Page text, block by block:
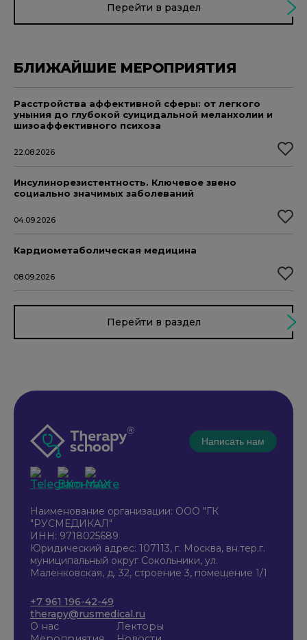
Перейти в раздел
БЛИЖАЙШИЕ МЕРОПРИЯТИЯ
Расстройства аффективной сферы: от легкого
уныния до глубокой суицидальной меланхолии и
шизоаффективного психоза
22.08.2026
Инсулинорезистентность. Ключевое звено
социально значимых заболеваний
04.09.2026
Кардиометаболическая медицина
08.09.2026
Перейти в раздел
Написать нам
Наименование организации: ООО "ГК
"РУСМЕДИКАЛ"
ИНН: 9718025689
Юридический адрес: 107113, г. Москва, вн.тер.г.
муниципальный округ Сокольники, ул.
Маленковская, д. 32, строение 3, помещение 1/1
+7 961 196-42-49
therapy@rusmedical.ru
О нас
Лекторы